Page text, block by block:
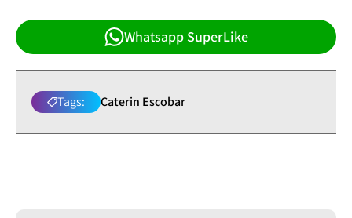
Whatsapp SuperLike
Tags: Caterin Escobar